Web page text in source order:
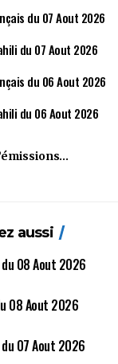
du 07 Aout 2026
du 07 Aout 2026
du 06 Aout 2026
du 06 Aout 2026
aussi
08 Aout 2026
08 Aout 2026
07 Aout 2026